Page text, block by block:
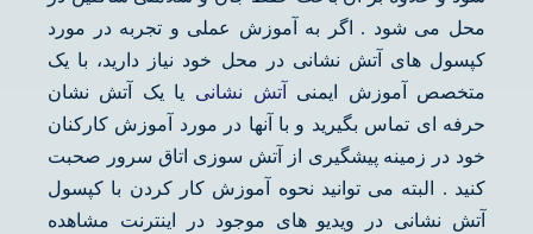
محل می شود . اگر به آموزش عملی و تجربه در مورد
کپسول های آتش نشانی در محل خود نیاز دارید، با یک
متخصص آموزش ایمنی
آتش نشانی یا یک آتش نشان
حرفه ای تماس بگیرید و با آنها در مورد آموزش کارکنان
خود در زمینه پیشگیری از آتش سوزی اتاق سرور صحبت
کنید . البته می توانید نحوه آموزش کار کردن با کپسول
آتش نشانی در ویدیو های موجود در اینترنت مشاهده